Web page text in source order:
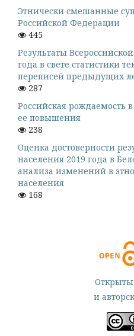
Этнически смешанные
Российской Федерации
445
Результаты
года в свете статистики
переписей предыдущих
287
Российская рождаемость
ее повышения
238
Оценка достоверности
населения 2019 года в
анализа изменений в
населения
168
и